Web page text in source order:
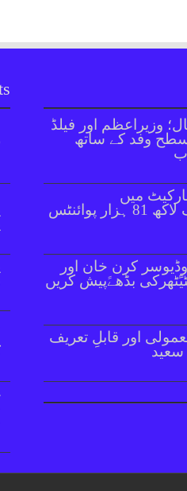
وزیراعظم اور فیلڈ
وفد کے ساتھ
میں
تیزی،انڈیکس ایک لاکھ 81 ہزار پوائنٹس
کرن خان اور
بڈھےًپیش کریں
اور قابلِ تعریف
سعید